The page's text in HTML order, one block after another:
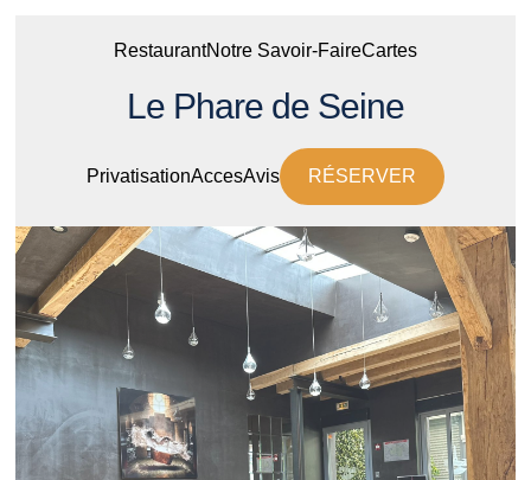
RestaurantNotre Savoir-FaireCartes
Le Phare de Seine
PrivatisationAccesAvis RÉSERVER